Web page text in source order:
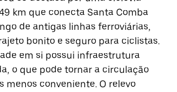
km que conecta Santa Comba
de antigas linhas ferroviárias,
bonito e seguro para ciclistas.
em si possui infraestrutura
o que pode tornar a circulação
menos conveniente. O relevo